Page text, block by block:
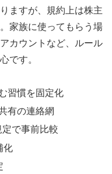
ますが、規約上は株主
家族に使ってもらう場
カウントなど、ルール
です。
習慣を固定化
有の連絡網
で事前比較
化